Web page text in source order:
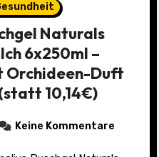
Naturals
6x250ml –
Orchideen-Duft
10,14€)
Keine Kommentare